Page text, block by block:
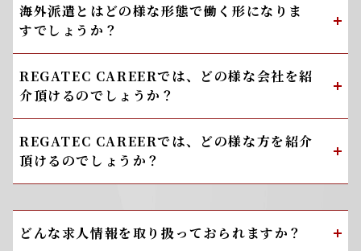
海外派遣とはどの様な形態で働く形になりま
すでしょうか？
REGATEC CAREERでは、どの様な会社を紹
介頂けるのでしょうか？
REGATEC CAREERでは、どの様な方を紹介
頂けるのでしょうか？
どんな求人情報を取り扱っておられますか？